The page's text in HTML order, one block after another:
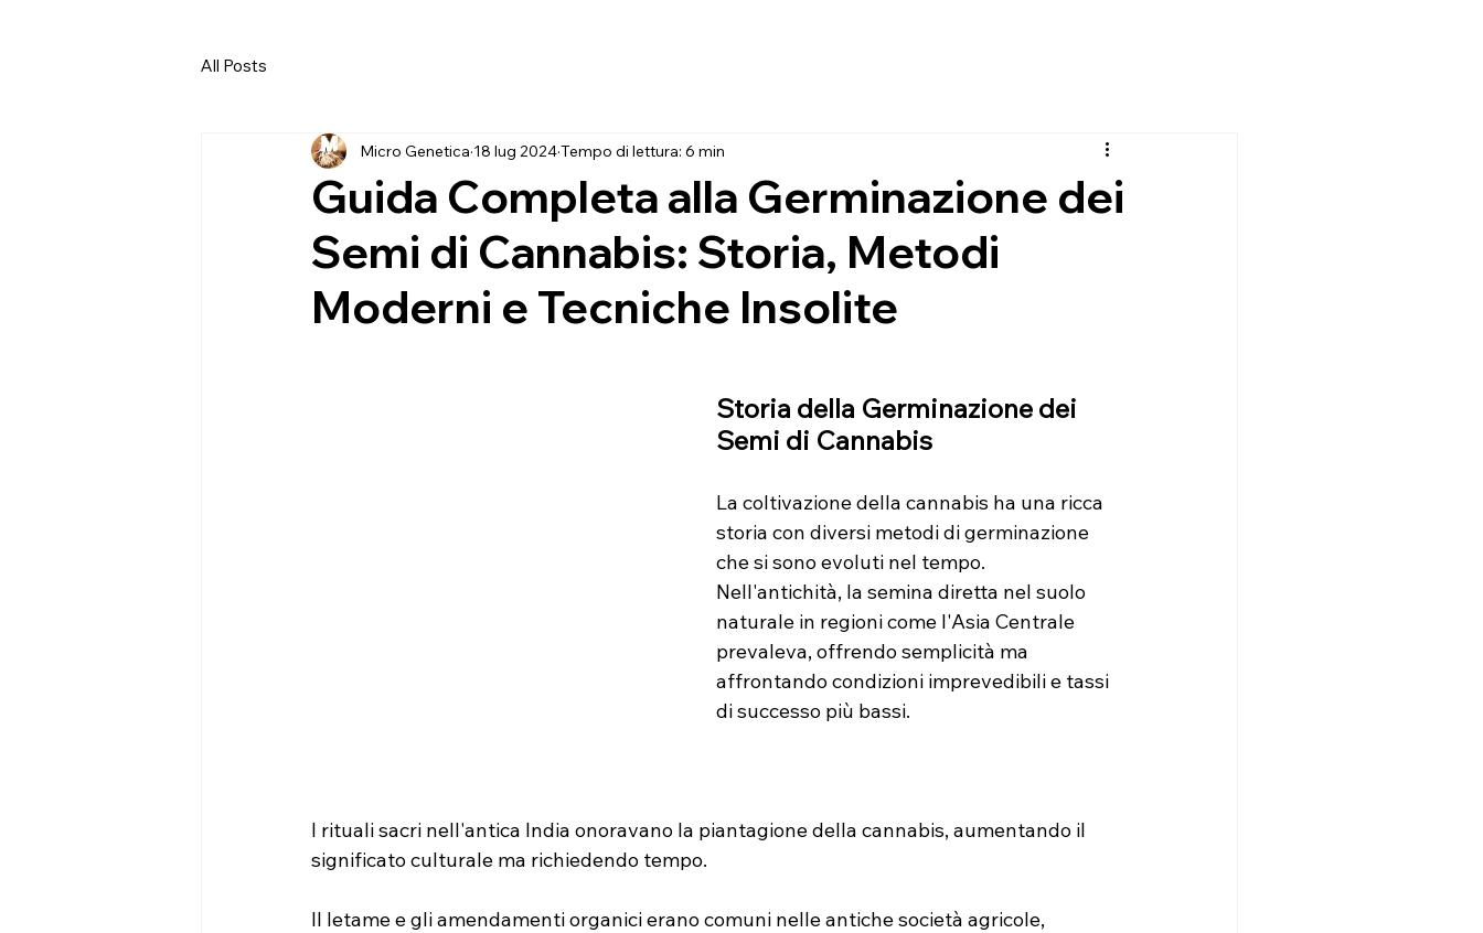
All Posts
Guida Completa alla Germinazione dei
Semi di Cannabis: Storia, Metodi
Moderni e Tecniche Insolite
Micro Genetica 18 lug 2024Tempo di lettura: 6 min
Storia della Germinazione dei
Semi di Cannabis
La coltivazione della cannabis ha una ricca
storia con diversi metodi di germinazione
che si sono evoluti nel tempo.
Nell'antichità, la semina diretta nel suolo
naturale in regioni come l'Asia Centrale
prevaleva, offrendo semplicità ma
affrontando condizioni imprevedibili e tassi
di successo più bassi.
I rituali sacri nell'antica India onoravano la piantagione della cannabis, aumentando il
significato culturale ma richiedendo tempo.
Il letame e gli amendamenti organici erano comuni nelle antiche società agricole,